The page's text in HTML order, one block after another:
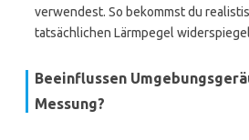
verwendest. So bekommst du
tatsächlichen Lärmpegel
Beeinflussen
Messung?